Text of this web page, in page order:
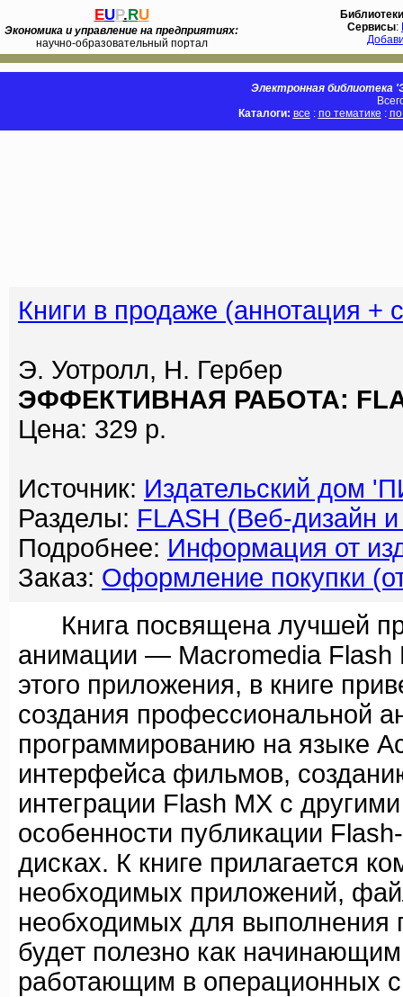
EUP.RU
Экономика и управление на предприятиях:
научно-образовательный портал
Библиотеки
Сервисы:
Электронная библиотека
Каталоги: все : по тематике :
Книги в продаже (аннотация +
Э. Уотролл, Н. Гербер
ЭФФЕКТИВНАЯ РАБОТА:
Цена: 329 р.
Источник: Издательский дом
Разделы: FLASH (Веб-дизайн
Подробнее: Информация от
Заказ: Оформление покупки
Книга посвящена лучшей
анимации — Macromedia Flash
этого приложения, в книге
создания профессиональной
программированию на языке
интерфейса фильмов,
интеграции Flash MX с
особенности публикации
дисках. К книге прилагается
необходимых приложений,
необходимых для выполнения
будет полезно как
работающим в операционных